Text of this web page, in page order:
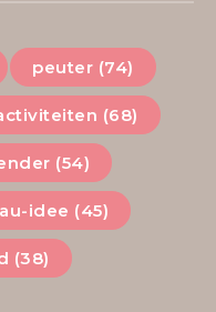
peuter (74)
(68)
(54)
idee (45)
(38)